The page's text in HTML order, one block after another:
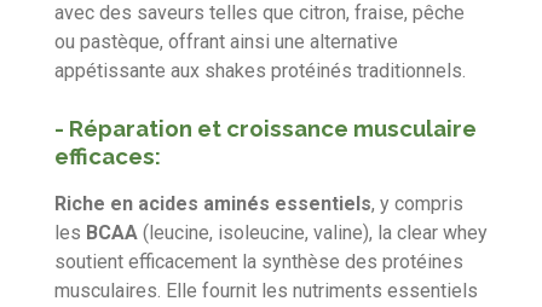
avec des saveurs telles que citron, fraise, pêche
ou pastèque, offrant ainsi une alternative
appétissante aux shakes protéinés traditionnels.
- Réparation et croissance musculaire
efficaces:
Riche en acides aminés essentiels, y compris
les BCAA(leucine, isoleucine, valine), la clear whey
soutient efficacement la synthèse des protéines
musculaires. Elle fournit les nutriments essentiels